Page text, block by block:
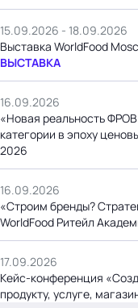
15.09.2026 - 18.09.2026
Выставка WorldFood
ВЫСТАВКА
16.09.2026
«Новая реальность
категории в эпоху
2026
16.09.2026
«Строим бренды?
WorldFood Ритейл
17.09.2026
Кейс-конференция
продукту, услуге,